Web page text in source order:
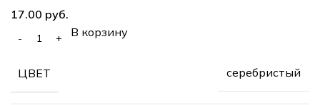
руб.
В корзину
ЦВЕТ серебристый